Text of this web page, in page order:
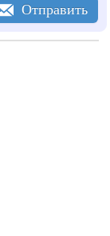
Отправить